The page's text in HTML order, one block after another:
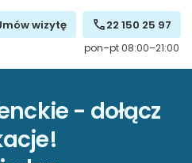
wizytę 22 150 25 97
pon–pt 08:00–21:00
- dołącz